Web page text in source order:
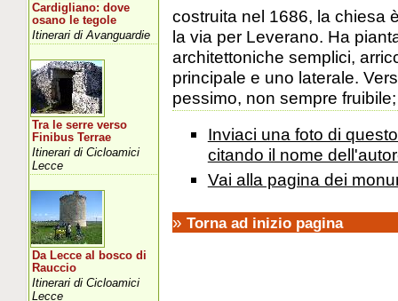
costruita nel 1686, la chiesa
la via per Leverano. Ha
architettoniche semplici,
principale e uno laterale.
pessimo, non sempre
Inviaci una foto di
citando il nome
Vai alla pagina dei
» Torna ad inizio pagina
Cardigliano: dove
osano le tegole
Itinerari di Avanguardie
Tra le serre verso
Finibus Terrae
Itinerari di Cicloamici
Lecce
Da Lecce al bosco di
Rauccio
Itinerari di Cicloamici
Lecce